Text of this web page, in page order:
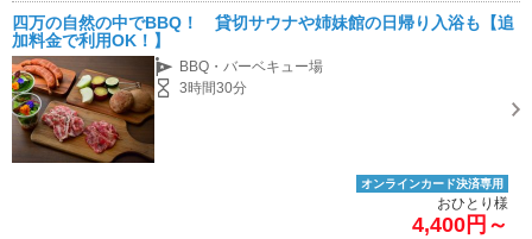
四万の自然の中でBBQ！ 貸切サウナや姉妹館の日帰り入浴も【追
加料金で利用OK！】
BBQ・バーベキュー場
3時間30分
オンラインカード決済専用
おひとり様
4,400円～